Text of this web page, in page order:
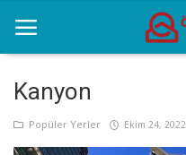
Anasayfa
Kanyon
Popüler Yerler Ekim 24, 2022